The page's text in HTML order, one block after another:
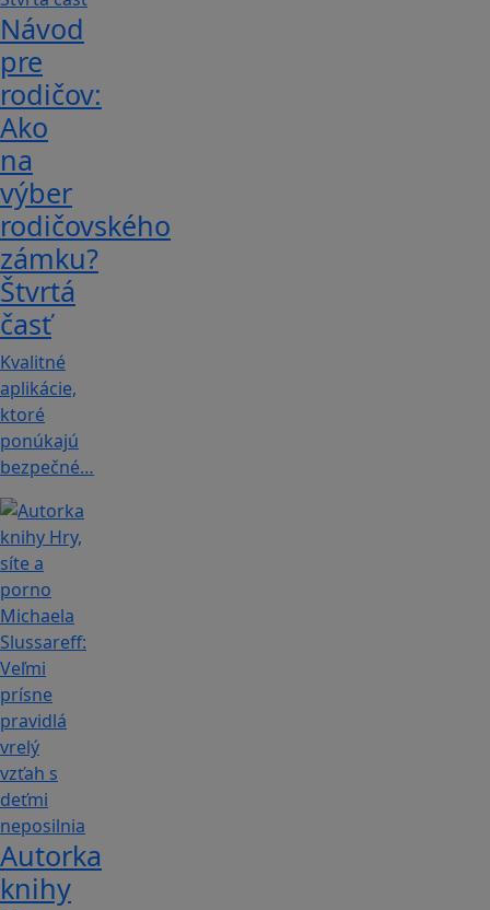
Návod
pre
rodičov:
Ako
na
výber
rodičovského
zámku?
Štvrtá
časť
Kvalitné
aplikácie,
ktoré
ponúkajú
bezpečné…
Autorka
knihy